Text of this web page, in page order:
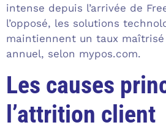
intense depuis l’arrivée de
l’opposé, les solutions
maintiennent un taux
annuel, selon mypos.com.
Les causes
l’attrition client